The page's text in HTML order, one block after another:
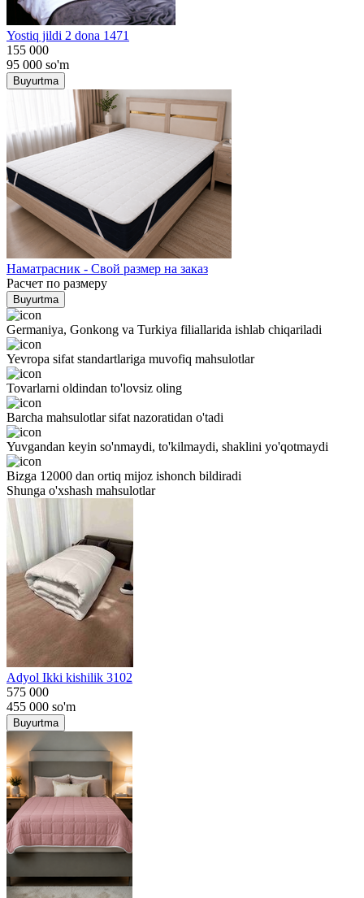
Yostiq jildi 2 dona 1471
155 000
95 000 so'm
Buyurtma
Наматрасник - Свой размер на заказ
Расчет по размеру
Buyurtma
Germaniya, Gonkong va Turkiya filiallarida ishlab chiqariladi
Yevropa sifat standartlariga muvofiq mahsulotlar
Tovarlarni oldindan to'lovsiz oling
Barcha mahsulotlar sifat nazoratidan o'tadi
Yuvgandan keyin so'nmaydi, to'kilmaydi, shaklini yo'qotmaydi
Bizga 12000 dan ortiq mijoz ishonch bildiradi
Shunga o'xshash mahsulotlar
Adyol Ikki kishilik 3102
575 000
455 000 so'm
Buyurtma